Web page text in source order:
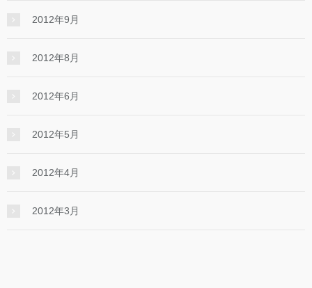
2012年9月
2012年8月
2012年6月
2012年5月
2012年4月
2012年3月